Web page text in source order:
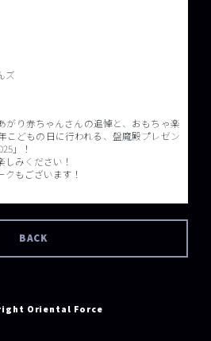
ズ
がり赤ちゃんさんの追悼と、おもちゃ楽
こどもの日に行われる、盤魔殿プレゼン
」！
みください！
もございます！
BACK
Oriental Force